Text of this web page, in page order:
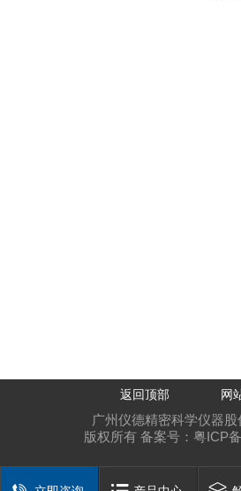
返回顶部 网
广州仪德精密科学仪器股
版权所有 备案号： 粤ICP